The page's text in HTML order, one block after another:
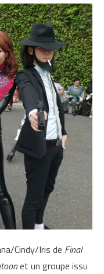
Cindy/Iris de Final
et un groupe issu